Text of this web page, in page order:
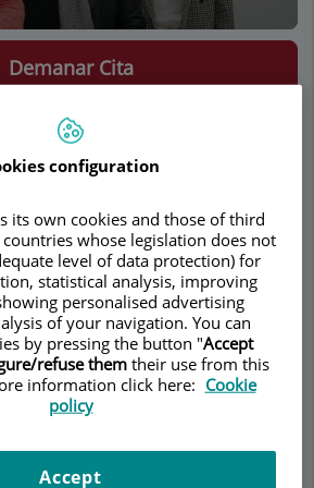
Contacte
Demanar Cita
que la medicina debe
personalizado de médico-
también somos
debe incorporar la excelencia
de la medicina
creamosUVOGYNcomo una
y médicos especialistas en
que combinamos la
con la medicina privada,
configuration
its own cookies and those of third
whose legislation does not
level of data protection) for
statistical analysis, improving
personalised advertising
of your navigation. You can
by pressing the button "Accept
refuse themtheir use from this
information click here: Cookie
policy
Accept